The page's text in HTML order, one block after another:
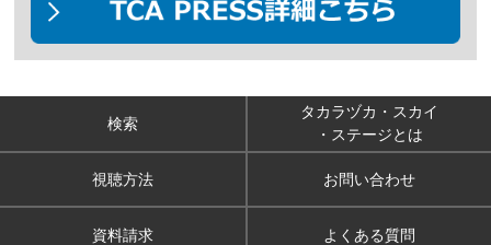
検索
タカラヅカ・スカイ
・ステージとは
視聴方法 お問い合わせ
資料請求 よくある質問